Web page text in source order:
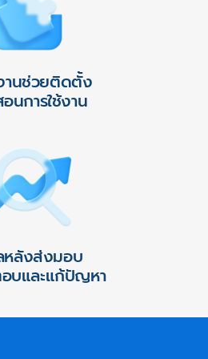
านช่วยติดตั้ง
นการใช้งาน
ลังส่งมอบ
บและแก้ปัญหา